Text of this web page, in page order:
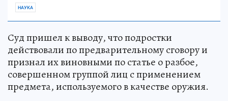
НАУКА
Суд пришел к выводу, что подростки
действовали по предварительному сговору и
признал их виновными по статье о разбое,
совершенном группой лиц с применением
предмета, используемого в качестве оружия.